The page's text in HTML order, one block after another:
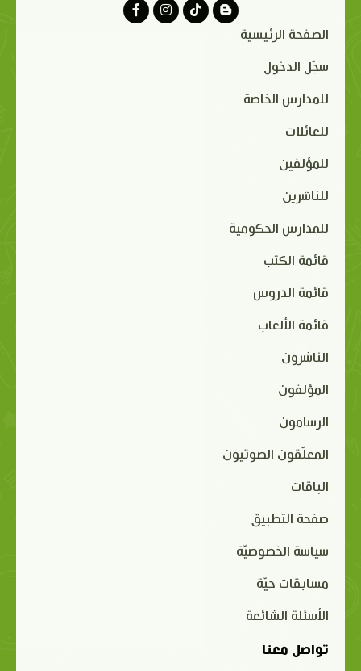
الصفحة الرئيسية
سجّل الدخول
للمدارس الخاصة
للعائلات
للمؤلفين
للناشرين
للمدارس الحكومية
قائمة الكتب
قائمة الدروس
قائمة الألعاب
الناشرون
المؤلفون
الرسامون
المعلّقون الصوتيون
الباقات
صفحة التطبيق
سياسة الخصوصيّة
مسابقات حيّة
الأسئلة الشائعة
تواصل معنا